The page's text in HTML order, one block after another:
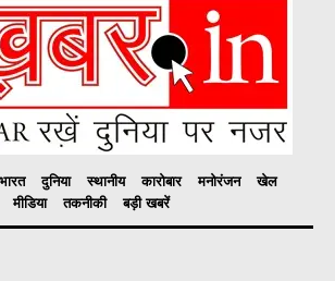
भारत दुनिया स्थानीय कारोबार मनोरंजन
खेल
मीडिया
तकनीकी बड़ी खबरें